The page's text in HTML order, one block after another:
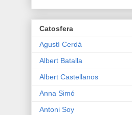
Catosfera
Agustí Cerdà
Albert Batalla
Albert Castellanos
Anna Simó
Antoni Soy